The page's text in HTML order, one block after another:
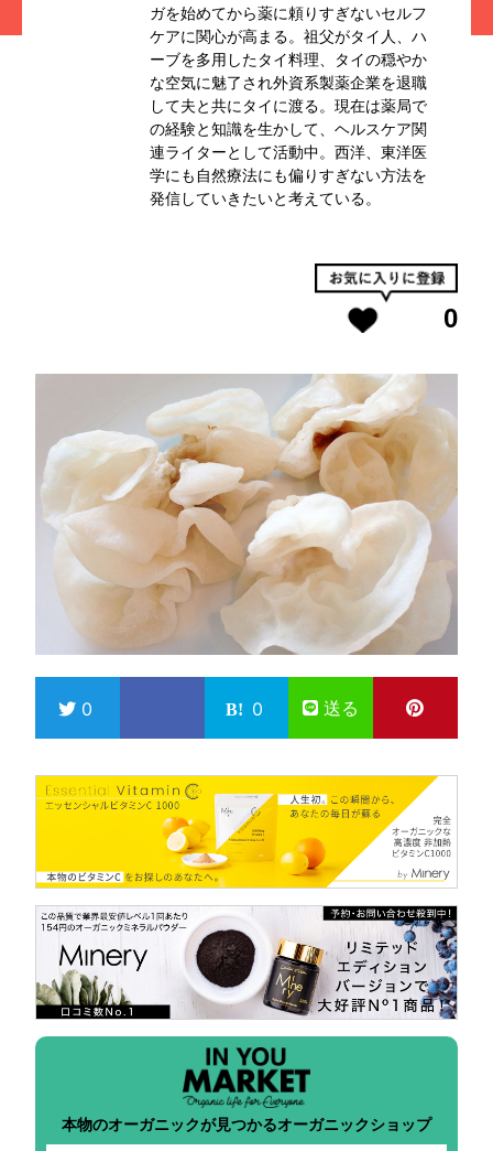
ガを始めてから薬に頼りすぎないセルフ
ケアに関心が高まる。祖父がタイ人、ハ
ーブを多用したタイ料理、タイの穏やか
な空気に魅了され外資系製薬企業を退職
して夫と共にタイに渡る。現在は薬局で
の経験と知識を生かして、ヘルスケア関
連ライターとして活動中。西洋、東洋医
学にも自然療法にも偏りすぎない方法を
発信していきたいと考えている。
0
0 0 送る
本物のオーガニックが見つかるオーガニックショップ